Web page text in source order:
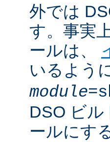
外では
す。事実
ールは、
いるよう
module
DSO ビ
ールにす